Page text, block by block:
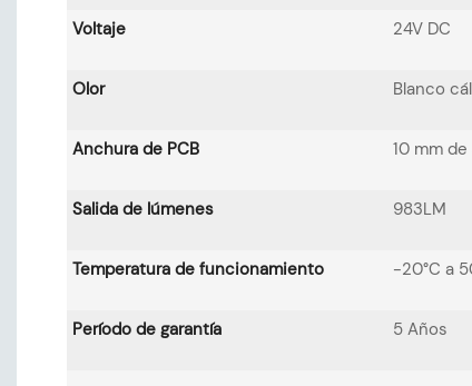
Voltaje 24V DC
Olor Blanco
Anchura de PCB 10 mm
Salida de lúmenes 983LM
Temperatura de funcionamiento -20°C a
Período de garantía 5 Años